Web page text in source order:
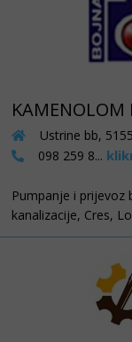
KAMENOLOM
Ustrine bb,
098 259 8...
Pumpanje i prijevoz
kanalizacije, Cres,